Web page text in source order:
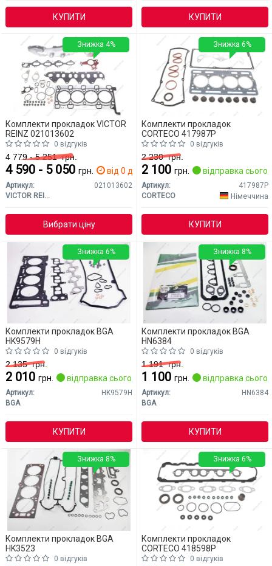
КУПИТИ КУПИТИ
Комплекти прокладок VICTOR
REINZ 021013602
0 відгуків
4 779 - 5 251грн.
4 590 - 5 050 грн. від 0 дн.
Артикул:
021013602
VICTOR REINZ
Вибрати ціну
Знижка 4%
Комплекти прокладок
CORTECO 417987P
0 відгуків
2 230грн.
2 100 грн. відправка
Артикул:
417987P
CORTECO
Німеччина
КУПИТИ
Знижка 6%
Комплекти прокладок BGA
HK9579H
0 відгуків
2 135грн.
2 010 грн. відправка сьогодні
Артикул:
HK9579H
BGA
КУПИТИ
Знижка 6%
Комплекти прокладок BGA
HN6384
0 відгуків
1 191грн.
1 100 грн. відправка
Артикул:
HN6384
BGA
КУПИТИ
Знижка 8%
Комплекти прокладок BGA
HK3523
0 відгуків
Знижка 8%
Комплекти прокладок
CORTECO 418598P
0 відгуків
Знижка 6%